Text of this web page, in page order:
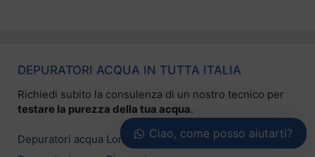
DEPURATORI ACQUA IN TUTTA ITALIA
Richiedi subito la consulenza di un nostro tecnico per
testare la purezza della tua acqua.
Depuratori acqua LombardiaCiao, come posso aiutarti?